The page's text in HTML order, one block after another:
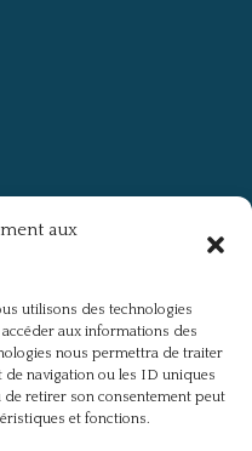
aux
utilisons des technologies
aux informations des
nous permettra de traiter
navigation ou les ID uniques
de retirer son consentement peut
et fonctions.
médias(750)